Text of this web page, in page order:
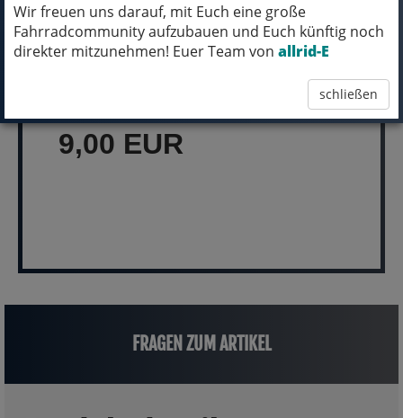
Wir freuen uns darauf, mit Euch eine große
Fahrradcommunity aufzubauen und Euch künftig noch
direkter mitzunehmen! Euer Team von allrid-E
schließen
MICH KANNST DU BESTELLEN - MIT
9,00 EUR
FRAGEN ZUM ARTIKEL